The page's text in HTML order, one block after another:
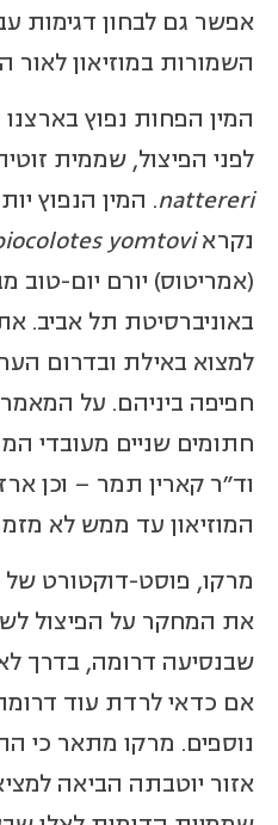
אפשר גם לבחון דגימות
השמורות במוזיאון לאור
המין הפחות נפוץ
לפני הפיצול, שממית
nattereri. המין הנפוץ
נקראyomtovi
(אמריטוס) יורם יום-טוב
באוניברסיטת תל אביב.
למצוא באילת ובדרום
חפיפה ביניהם. על
חתומים שניים מעובדי
וד"ר קארין תמר – וכן
המוזיאון עד ממש לא
מרקו, פוסט-דוקטורט של
את המחקר על הפיצול
שבנסיעה דרומה, בדרך
אם כדאי לרדת עוד
נוספים. מרקו מתאר כי
אזור יוטבתה הביאה